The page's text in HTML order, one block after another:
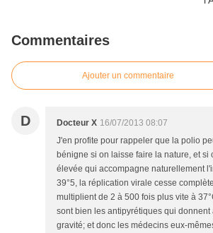
Commentaires
Ajouter un commentaire
D Docteur X 16/07/2013 08:07
J'en profite pour rappeler que la polio
bénigne si on laisse faire la nature, et si
élevée qui accompagne naturellement
39°5, la réplication virale cesse
multiplient de 2 à 500 fois plus vite à
sont bien les antipyrétiques qui donnent
gravité; et donc les médecins eux-